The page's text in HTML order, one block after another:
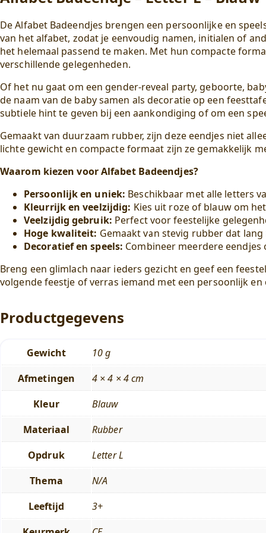
De Alfabet Badeendjes brengen een persoonlijke en
van het alfabet, zodat je eenvoudig namen, initialen of
het helemaal passend te maken. Met hun compacte
verschillende gelegenheden.
Of het nu gaat om een gender-reveal party, geboorte,
de naam van de baby samen als decoratie op een
subtiele hint te geven bij een aankondiging of om een
Gemaakt van duurzaam rubber, zijn deze eendjes niet
lichte gewicht en compacte formaat zijn ze gemakkelijk
Waarom kiezen voor Alfabet Badeendjes?
Persoonlijk en uniek: Beschikbaar met alle letters
Kleurrijk en veelzijdig: Kies uit roze of blauw om
Veelzijdig gebruik: Perfect voor feestelijke
Hoge kwaliteit: Gemaakt van stevig rubber dat lang
Decoratief en speels: Combineer meerdere
Breng een glimlach naar ieders gezicht en geef een
volgende feestje of verras iemand met een persoonlijk en
Productgegevens
Gewicht
10 g
Afmetingen
4 × 4 × 4 cm
Kleur
Blauw
Materiaal
Rubber
Opdruk
Letter L
Thema
N/A
Leeftijd
3+